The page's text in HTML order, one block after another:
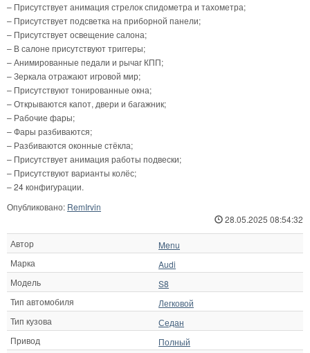
– Присутствует анимация стрелок спидометра и тахометра;
– Присутствует подсветка на приборной панели;
– Присутствует освещение салона;
– В салоне присутствуют триггеры;
– Анимированные педали и рычаг КПП;
– Зеркала отражают игровой мир;
– Присутствуют тонированные окна;
– Открываются капот, двери и багажник;
– Рабочие фары;
– Фары разбиваются;
– Разбиваются оконные стёкла;
– Присутствует анимация работы подвески;
– Присутствуют варианты колёс;
– 24 конфигурации.
Опубликовано: RemIrvin
28.05.2025 08:54:32
Автор
Menu
Марка
Audi
Модель
S8
Тип автомобиля
Легковой
Тип кузова
Седан
Привод
Полный